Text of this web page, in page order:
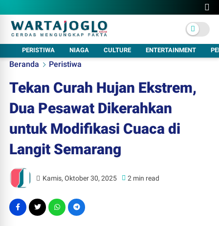
PERISTIWA NIAGA CULTURE ENTERTAINMENT
Beranda Peristiwa
Tekan Curah Hujan Ekstrem,
Dua Pesawat Dikerahkan
untuk Modifikasi Cuaca di
Langit Semarang
Kamis, Oktober 30, 2025 2 min read